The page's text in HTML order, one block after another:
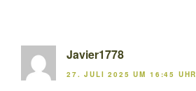
Javier1778
27. JULI 2025 UM 16:45 UHR